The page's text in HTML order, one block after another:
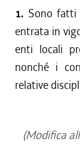
1. Sono fatti
entrata in
enti locali
nonché i
relative
(Modifica